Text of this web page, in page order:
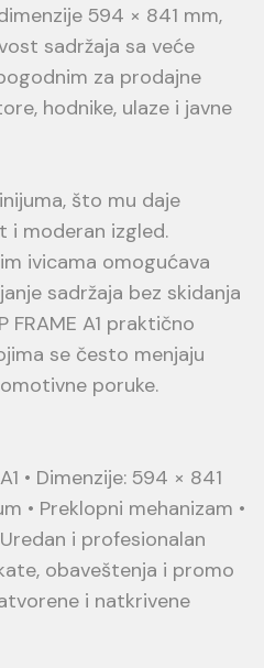
594 × 841 mm,
sadržaja sa veće
za prodajne
hodnike, ulaze i javne
što mu daje
moderan izgled.
ivicama omogućava
sadržaja bez skidanja
FRAME A1 praktično
se često menjaju
poruke.
• Dimenzije: 594 × 841
• Preklopni mehanizam •
i profesionalan
obaveštenja i promo
i natkrivene